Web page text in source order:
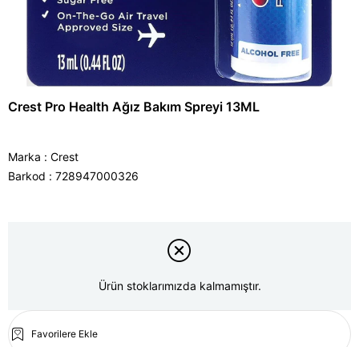
Crest Pro Health Ağız Bakım Spreyi 13ML
Marka : Crest
Barkod : 728947000326
Ürün stoklarımızda kalmamıştır.
Favorilere Ekle